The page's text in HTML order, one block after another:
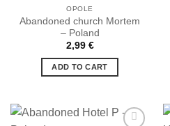
Ajouter
OPOLE
Abandoned church Mortem
– Poland
2,99 €
ADD TO CART